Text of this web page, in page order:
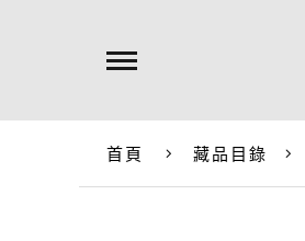
首頁 藏品目錄